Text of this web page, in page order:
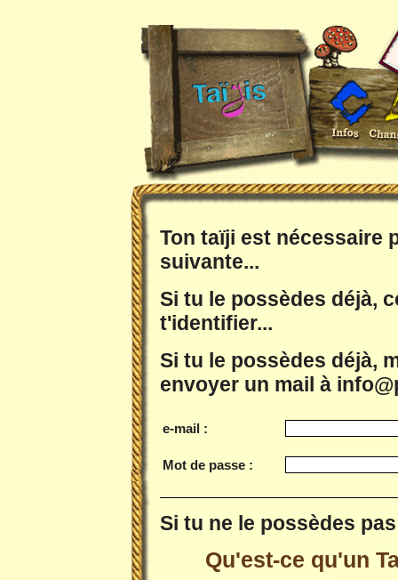
Ton taïji est nécessaire
suivante...
Si tu le possèdes déjà,
t'identifier...
Si tu le possèdes déjà,
envoyer un mail à
e-mail :
Mot de passe :
Si tu ne le possèdes
Qu'est-ce qu'un